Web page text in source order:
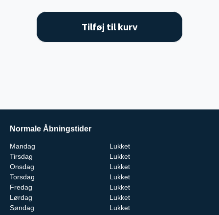
Tilføj til kurv
Normale Åbningstider
Mandag
Lukket
Tirsdag
Lukket
Onsdag
Lukket
Torsdag
Lukket
Fredag
Lukket
Lørdag
Lukket
Søndag
Lukket